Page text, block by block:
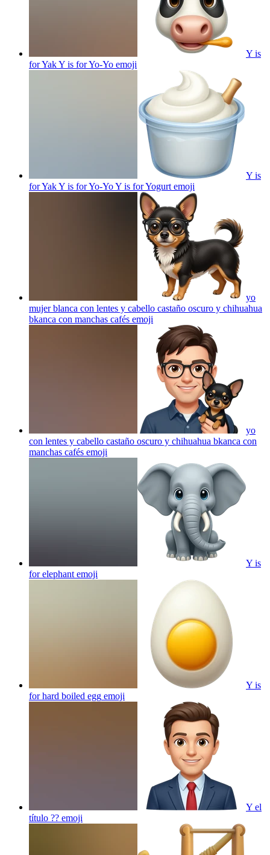
Y is
for Yak Y is for Yo-Yo emoji
Y is
for Yak Y is for Yo-Yo Y is for Yogurt emoji
yo
mujer blanca con lentes y cabello castaño oscuro y chihuahua
bkanca con manchas cafés emoji
yo
con lentes y cabello castaño oscuro y chihuahua bkanca con
manchas cafés emoji
Y is
for elephant emoji
Y is
for hard boiled egg emoji
Y el
título ?? emoji